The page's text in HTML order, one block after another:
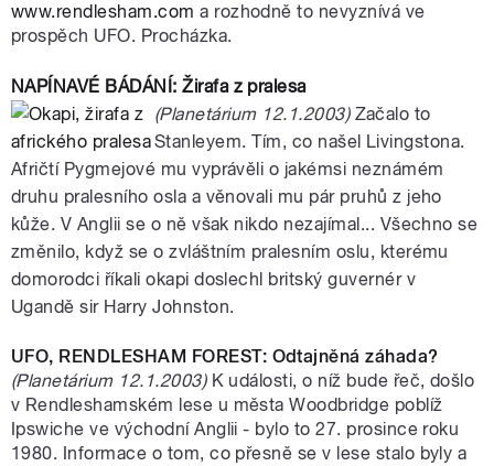
www.rendlesham.com a rozhodně to nevyznívá ve
prospěch UFO. Procházka.
NAPÍNAVÉ BÁDÁNÍ: Žirafa z pralesa
(Planetárium 12.1.2003)Začalo to
Stanleyem. Tím, co našel Livingstona.
Afričtí Pygmejové mu vyprávěli o jakémsi neznámém
druhu pralesního osla a věnovali mu pár pruhů z jeho
kůže. V Anglii se o ně však nikdo nezajímal... Všechno se
změnilo, když se o zvláštním pralesním oslu, kterému
domorodci říkali okapi doslechl britský guvernér v
Ugandě sir Harry Johnston.
UFO, RENDLESHAM FOREST: Odtajněná záhada?
(Planetárium 12.1.2003)K události, o níž bude řeč, došlo
v Rendleshamském lese u města Woodbridge poblíž
Ipswiche ve východní Anglii - bylo to 27. prosince roku
1980. Informace o tom, co přesně se v lese stalo byly a